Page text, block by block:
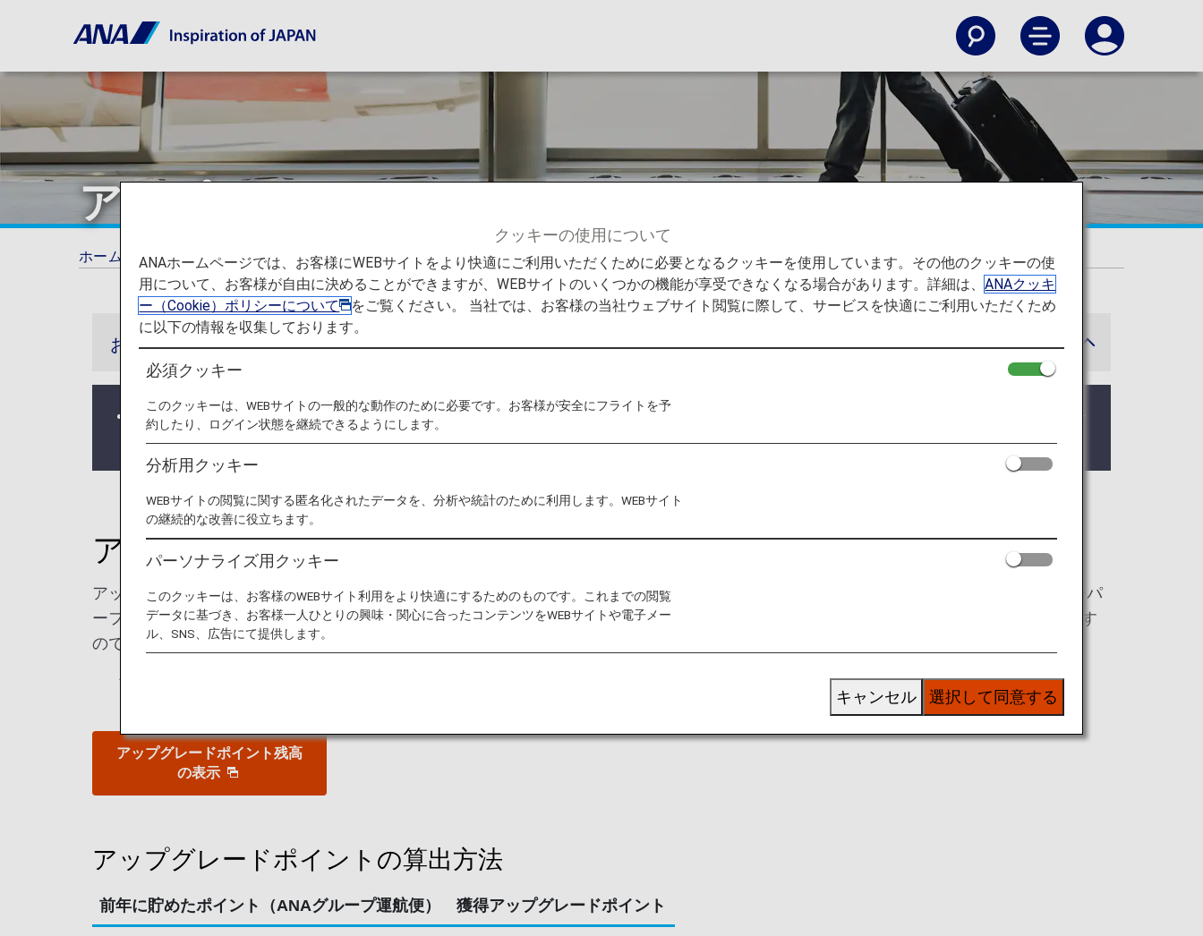
アップグレードポイント
ホーム ANAマイレージクラブ プレミアムメンバーサービス アップグレードポイント
お知らせ
アップグレードポイントのご提供は2026年度のプレミアムメンバーならびにスーパーフライヤーズ本会員の方へのご提供をもって終
了いたします。詳しくはアップグレードポイントのサービス終了についてをご確認ください。
アップグレードポイントとは
アップグレードポイントとは、前年1月～12月のANAグループ運航便のプレミアムポイント数に応じて、プレミアムメンバーならびにスーパ
ーフライヤーズ本会員のお客様（*）に付与される特別なポイントです。お座席のアップグレードやラウンジのご利用にご使用いただけます
ので、空の旅をより一層お楽しみいただけます。
* 毎年1月末日までに入会いただいた本会員のお客様が対象です。
アップグレードポイント残高
の表示
アップグレードポイントの算出方法
前年に貯めたポイント（ANAグループ運航便） 獲得アップグレードポイント
クッキーの使用について
ANAホームページでは、お客様にWEBサイトをより快適にご利用いただくために必要となるクッキーを使用しています。その他のクッキーの使
用について、お客様が自由に決めることができますが、WEBサイトのいくつかの機能が享受できなくなる場合があります。詳細は、ANAクッキ
ー（Cookie）ポリシーについて
をご覧ください。 当社では、お客様の当社ウェブサイト閲覧に際して、サービスを快適にご利用いただくため
に以下の情報を収集しております。
必須クッキー
このクッキーは、WEBサイトの一般的な動作のために必要です。お客様が安全にフライトを予
約したり、ログイン状態を継続できるようにします。
分析用クッキー
WEBサイトの閲覧に関する匿名化されたデータを、分析や統計のために利用します。WEBサイト
の継続的な改善に役立ちます。
パーソナライズ用クッキー
このクッキーは、お客様のWEBサイト利用をより快適にするためのものです。これまでの閲覧
データに基づき、お客様一人ひとりの興味・関心に合ったコンテンツをWEBサイトや電子メー
ル、SNS、広告にて提供します。
選択して同意する
キャンセル